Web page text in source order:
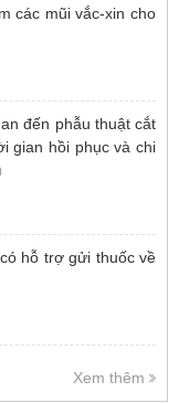
các mũi vắc-xin cho
đến phẫu thuật cắt
gian hồi phục và chi
hỗ trợ gửi thuốc về
Xem thêm